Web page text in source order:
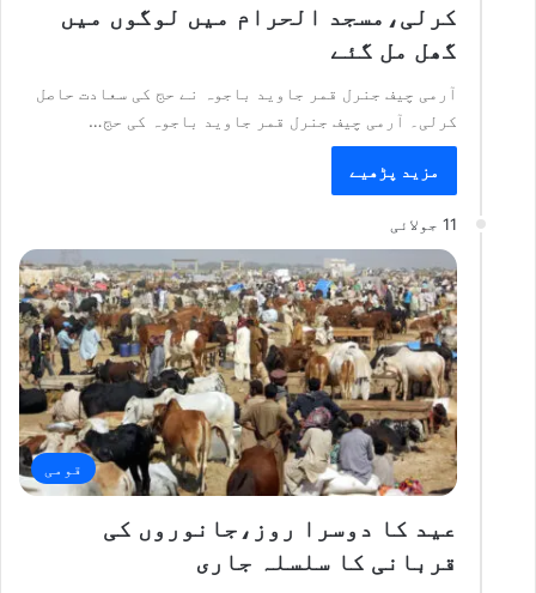
کرلی،مسجد الحرام میں لوگوں میں
گھل مل گئے
آرمی چیف جنرل قمر جاوید باجوہ نے حج کی سعادت حاصل
کرلی۔ آرمی چیف جنرل قمر جاوید باجوہ کی حج…
مزید پڑھیے
11 جولائی
قومی
عید کا دوسرا روز،جانوروں کی
قربانی کا سلسلہ جاری